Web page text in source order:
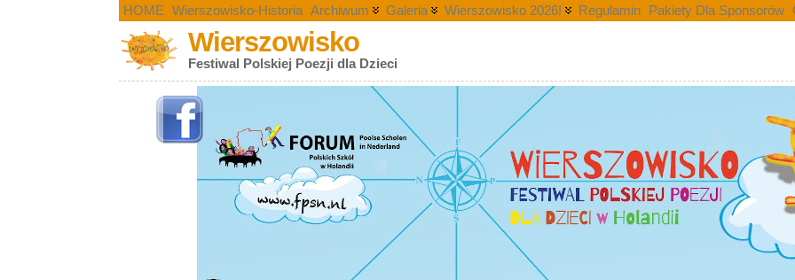
HOME Wierszowisko-Historia Archiwum Galeria Wierszowisko 2026! Regulamin Pakiety Dla Sponsorów
Wierszowisko
Festiwal Polskiej Poezji dla Dzieci